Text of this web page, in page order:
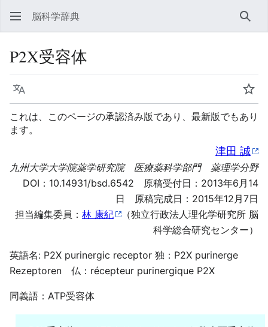
脳科学辞典 検索
P2X受容体
言語
ウ
これは、このページの承認済み版であり、最新版でもあり
ます。
津田 誠
九州大学大学院薬学研究院 医療薬科学部門 薬理学分野
DOI： 10.14931/bsd.6542 原稿受付日：2013年6月14
日 原稿完成日：2015年12月7日
担当編集委員： 林 康紀
（独立行政法人理化学研究所 脳
科学総合研究センター）
英語名: P2X purinergic receptor 独：P2X purinerge
Rezeptoren 仏：récepteur purinergique P2X
同義語：ATP受容体